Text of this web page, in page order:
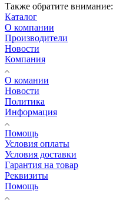
Также обратите внимание:
Каталог
О компании
Производители
Новости
Компания
О комании
Новости
Политика
Информация
Помощь
Условия оплаты
Условия доставки
Гарантия на товар
Реквизиты
Помощь